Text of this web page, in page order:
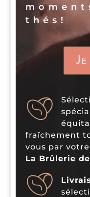
thés!
fraîchement
vous par
La Brûlerie